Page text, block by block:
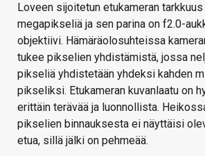
Loveen sijoitetun etukameran
megapikseliä ja sen parina on f2.0-
objektiivi. Hämäräolosuhteissa
tukee pikselien yhdistämistä, jossa
pikseliä yhdistetään yhdeksi kahden
pikseliksi. Etukameran kuvanlaatu on
erittäin terävää ja luonnollista.
pikselien binnauksesta ei näyttäisi
etua, sillä jälki on pehmeää.